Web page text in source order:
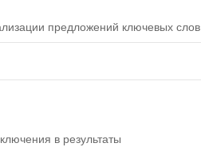
предложений ключевых слов
в результаты